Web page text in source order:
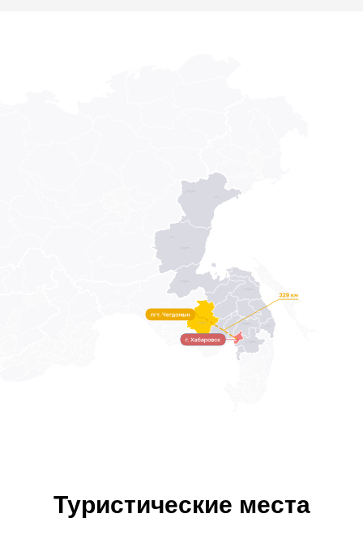
Туристические места